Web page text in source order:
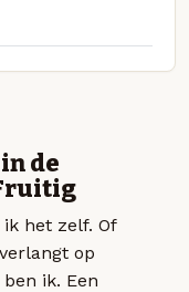
de
het zelf. Of
op
ik. Een